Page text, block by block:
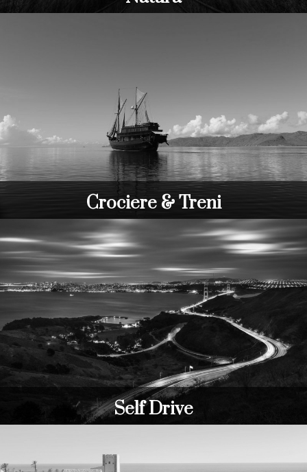
Crociere & Treni
Self Drive